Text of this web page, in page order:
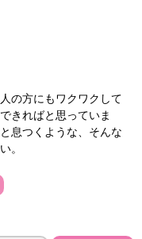
の方にもワクワクして
きればと思っていま
息つくような、そんな
。